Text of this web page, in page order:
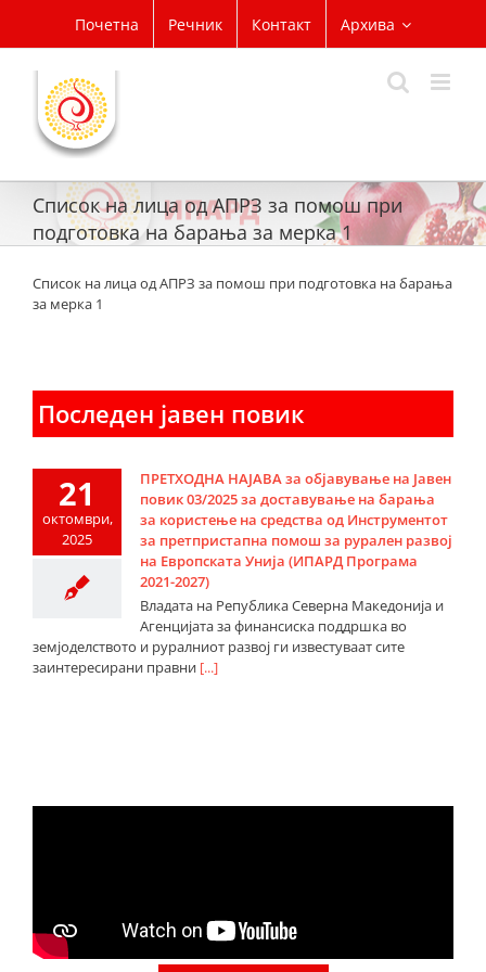
content
Почетна Речник Контакт Архива
Список на лица од АПРЗ за помош при
подготовка на барања за мерка 1
Список на лица од АПРЗ за помош при подготовка на барања
за мерка 1
Последен јавен повик
21
октомври,
2025
ПРЕТХОДНА НАЈАВА за објавување на Јавен
повик 03/2025 за доставување на барања
за користење на средства од Инструментот
за претпристапна помош за рурален развој
на Европската Унија (ИПАРД Програма
2021-2027)
Владата на Република Северна Македонија и
Агенцијата за финансиска поддршка во
земјоделството и руралниот развој ги известуваат сите
заинтересирани правни [...]